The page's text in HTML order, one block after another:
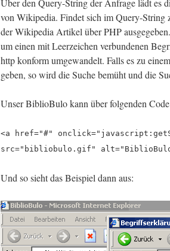
Über den Query-String der Anfrage lädt es
von Wikipedia. Findet sich im Query-String
der Wikipedia Artikel über PHP
um einen mit Leerzeichen verbundenen
http konform umgewandelt. Falls es zu
geben, so wird die Suche bemüht und die
Unser BiblioBulo kann über folgenden
<a href="#"
src="bibliobulo.gif"
Und so sieht das Beispiel dann aus: